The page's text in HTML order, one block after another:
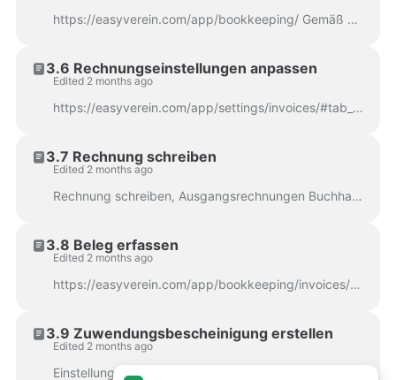
https://easyverein.com/app/bookkeeping/ Gemäß des Grundsatzes "Keine Buchung ohne Beleg" nach GoBD in Deutschland solltet ihr alle eure Buchungen (U...
3.6 Rechnungseinstellungen anpassen
Edited 2 months ago
https://easyverein.com/app/settings/invoices/#tab_e Bevor ihr in easyVerein Rechnungen für Mitgliedsbeiträge oder andere Forderungen schreibt, sollt...
3.7 Rechnung schreiben
Edited 2 months ago
Rechnung schreiben, Ausgangsrechnungen Buchhaltung (lesend/schreibend) https://easyverein.com/app/bookkeeping/invoices/add/?template=false&draft=false...
3.8 Beleg erfassen
Edited 2 months ago
https://easyverein.com/app/bookkeeping/invoices/add/?template=false&draft=false&upload=true Mit dem Erfassen eines Beleges dokumentiert ihr einen buch...
3.9 Zuwendungsbescheinigung erstellen
Edited 2 months ago